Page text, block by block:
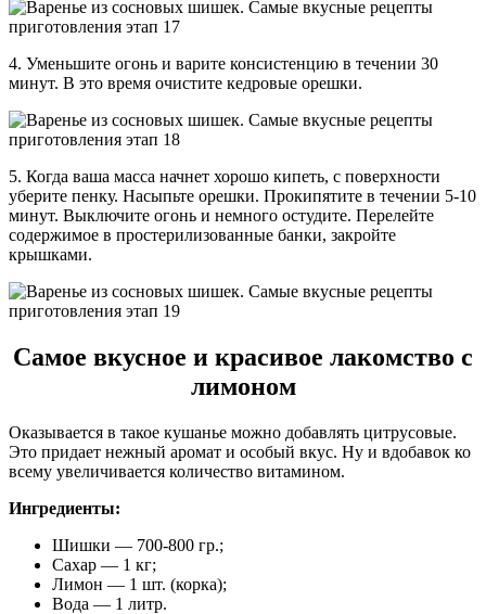
4. Уменьшите огонь и варите консистенцию в течении 30
минут. В это время очистите кедровые орешки.
5. Когда ваша масса начнет хорошо кипеть, с поверхности
уберите пенку. Насыпьте орешки. Прокипятите в течении 5-10
минут. Выключите огонь и немного остудите. Перелейте
содержимое в простерилизованные банки, закройте
крышками.
Самое вкусное и красивое лакомство с
лимоном
Оказывается в такое кушанье можно добавлять цитрусовые.
Это придает нежный аромат и особый вкус. Ну и вдобавок ко
всему увеличивается количество витамином.
Ингредиенты:
Шишки — 700-800 гр.;
Сахар — 1 кг;
Лимон — 1 шт. (корка);
Вода — 1 литр.